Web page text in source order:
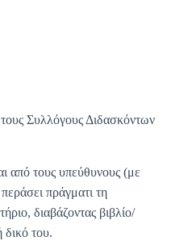
Συλλόγους Διδασκόντων
από τους υπεύθυνους (με
πράγματι τη
διαβάζοντας βιβλίο/
δικό του.